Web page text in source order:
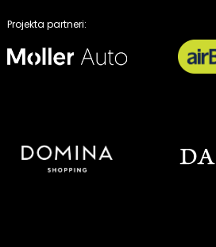
Projekta partneri: